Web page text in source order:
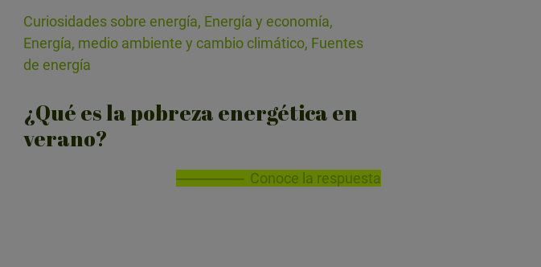
Curiosidades sobre energía, Energía y economía,
Energía, medio ambiente y cambio climático, Fuentes
de energía
¿Qué es la pobreza energética en
verano?
Conoce la respuesta